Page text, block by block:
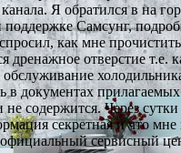
Я обратился в на
поддержке Самсунг,
как мне
дренажное отверстие т.е.
обслуживание
в документах
содержится. Через сутки
секретная и что
официальный сервисный